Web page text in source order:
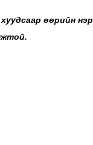
өөрийн нэр